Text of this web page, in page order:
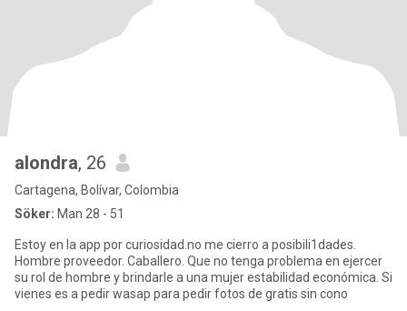
alondra, 26
Cartagena, Bolívar, Colombia
Söker: Man 28 - 51
Estoy en la app por curiosidad.no me cierro a posibili1dades.
Hombre proveedor. Caballero. Que no tenga problema en ejercer
su rol de hombre y brindarle a una mujer estabilidad económica. Si
vienes es a pedir wasap para pedir fotos de gratis sin cono